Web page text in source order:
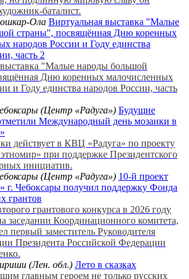
баталист.
Ола Виртуальная выставка "Малые
страны", посвящённая Дню коренных
народов России и Году единства
часть 2
"Малые народы большой
Дню коренных малочисленных
и Году единства народов России, часть
(Центр «Радуга») Будущие
Международный день мозаики в
действует в КВЦ «Радуга» по проекту
при поддержке Президентского
инициатив.
(Центр «Радуга») 10-й проект
г. Чебоксары получил поддержку Фонда
грантов
грантового конкурса в 2026 году
заседании Координационного комитета,
первый заместитель Руководителя
Президента Российской Федерации
(Лен. обл.) Лето в сказках
главным героем не только русских